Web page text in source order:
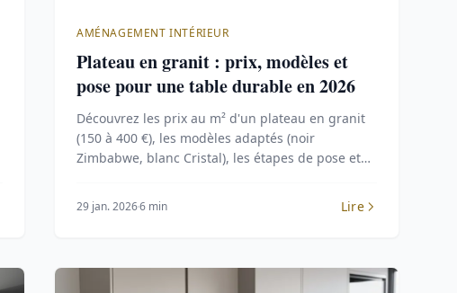
AMÉNAGEMENT INTÉRIEUR
Plateau en granit : prix, modèles et
pose pour une table durable en 2026
Découvrez les prix au m² d'un plateau en granit
(150 à 400 €), les modèles adaptés (noir
Zimbabwe, blanc Cristal), les étapes de pose et
29 jan. 20266 min Lire